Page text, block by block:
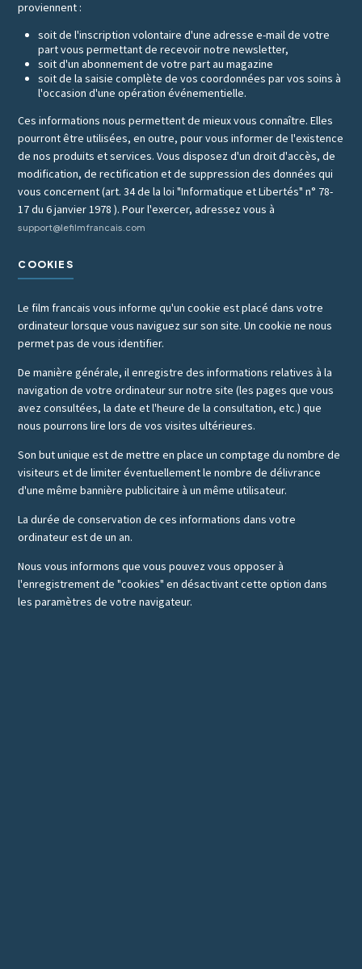
proviennent :
soit de l'inscription volontaire d'une adresse e-mail de votre
part vous permettant de recevoir notre newsletter,
soit d'un abonnement de votre part au magazine
soit de la saisie complète de vos coordonnées par vos soins à
l'occasion d'une opération événementielle.
Ces informations nous permettent de mieux vous connaître. Elles
pourront être utilisées, en outre, pour vous informer de l'existence
de nos produits et services. Vous disposez d'un droit d'accès, de
modification, de rectification et de suppression des données qui
vous concernent (art. 34 de la loi "Informatique et Libertés" n° 78-
17 du 6 janvier 1978 ). Pour l'exercer, adressez vous à
support@lefilmfrancais.com
COOKIES
Le film francais vous informe qu'un cookie est placé dans votre
ordinateur lorsque vous naviguez sur son site. Un cookie ne nous
permet pas de vous identifier.
De manière générale, il enregistre des informations relatives à la
navigation de votre ordinateur sur notre site (les pages que vous
avez consultées, la date et l'heure de la consultation, etc.) que
nous pourrons lire lors de vos visites ultérieures.
Son but unique est de mettre en place un comptage du nombre de
visiteurs et de limiter éventuellement le nombre de délivrance
d'une même bannière publicitaire à un même utilisateur.
La durée de conservation de ces informations dans votre
ordinateur est de un an.
Nous vous informons que vous pouvez vous opposer à
l'enregistrement de "cookies" en désactivant cette option dans
les paramètres de votre navigateur.